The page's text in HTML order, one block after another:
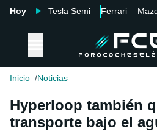
Hoy Tesla Semi Ferrari
Inicio Noticias
Hyperloop también
transporte bajo el